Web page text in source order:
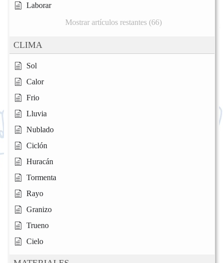
Laborar
Mostrar artículos restantes (66)
CLIMA
Sol
Calor
Frio
Lluvia
Nublado
Ciclón
Huracán
Tormenta
Rayo
Granizo
Trueno
Cielo